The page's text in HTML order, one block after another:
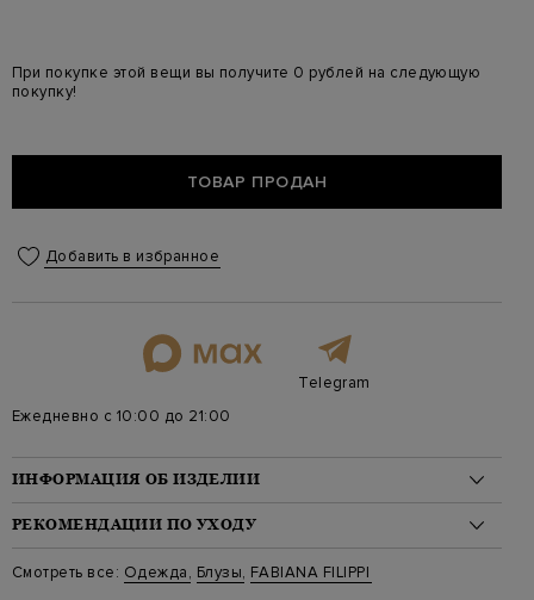
При покупке этой вещи вы получите 0 рублей на следующую
покупку!
ТОВАР ПРОДАН
Добавить в избранное
Telegram
Ежедневно с 10:00 до 21:00
ИНФОРМАЦИЯ ОБ ИЗДЕЛИИ
Материал: шерсть 75%, полиамид 23%, эластан 2%
На модели: 175/81/61/91 на модели размер 40
Цвет: Синий
Артикул: cad264f241 5144
РЕКОМЕНДАЦИИ ПО УХОДУ
Стирка: Деликатная стирка при температуре воды до 30
Смотреть все: Одежда, Блузы, FABIANA FILIPPI